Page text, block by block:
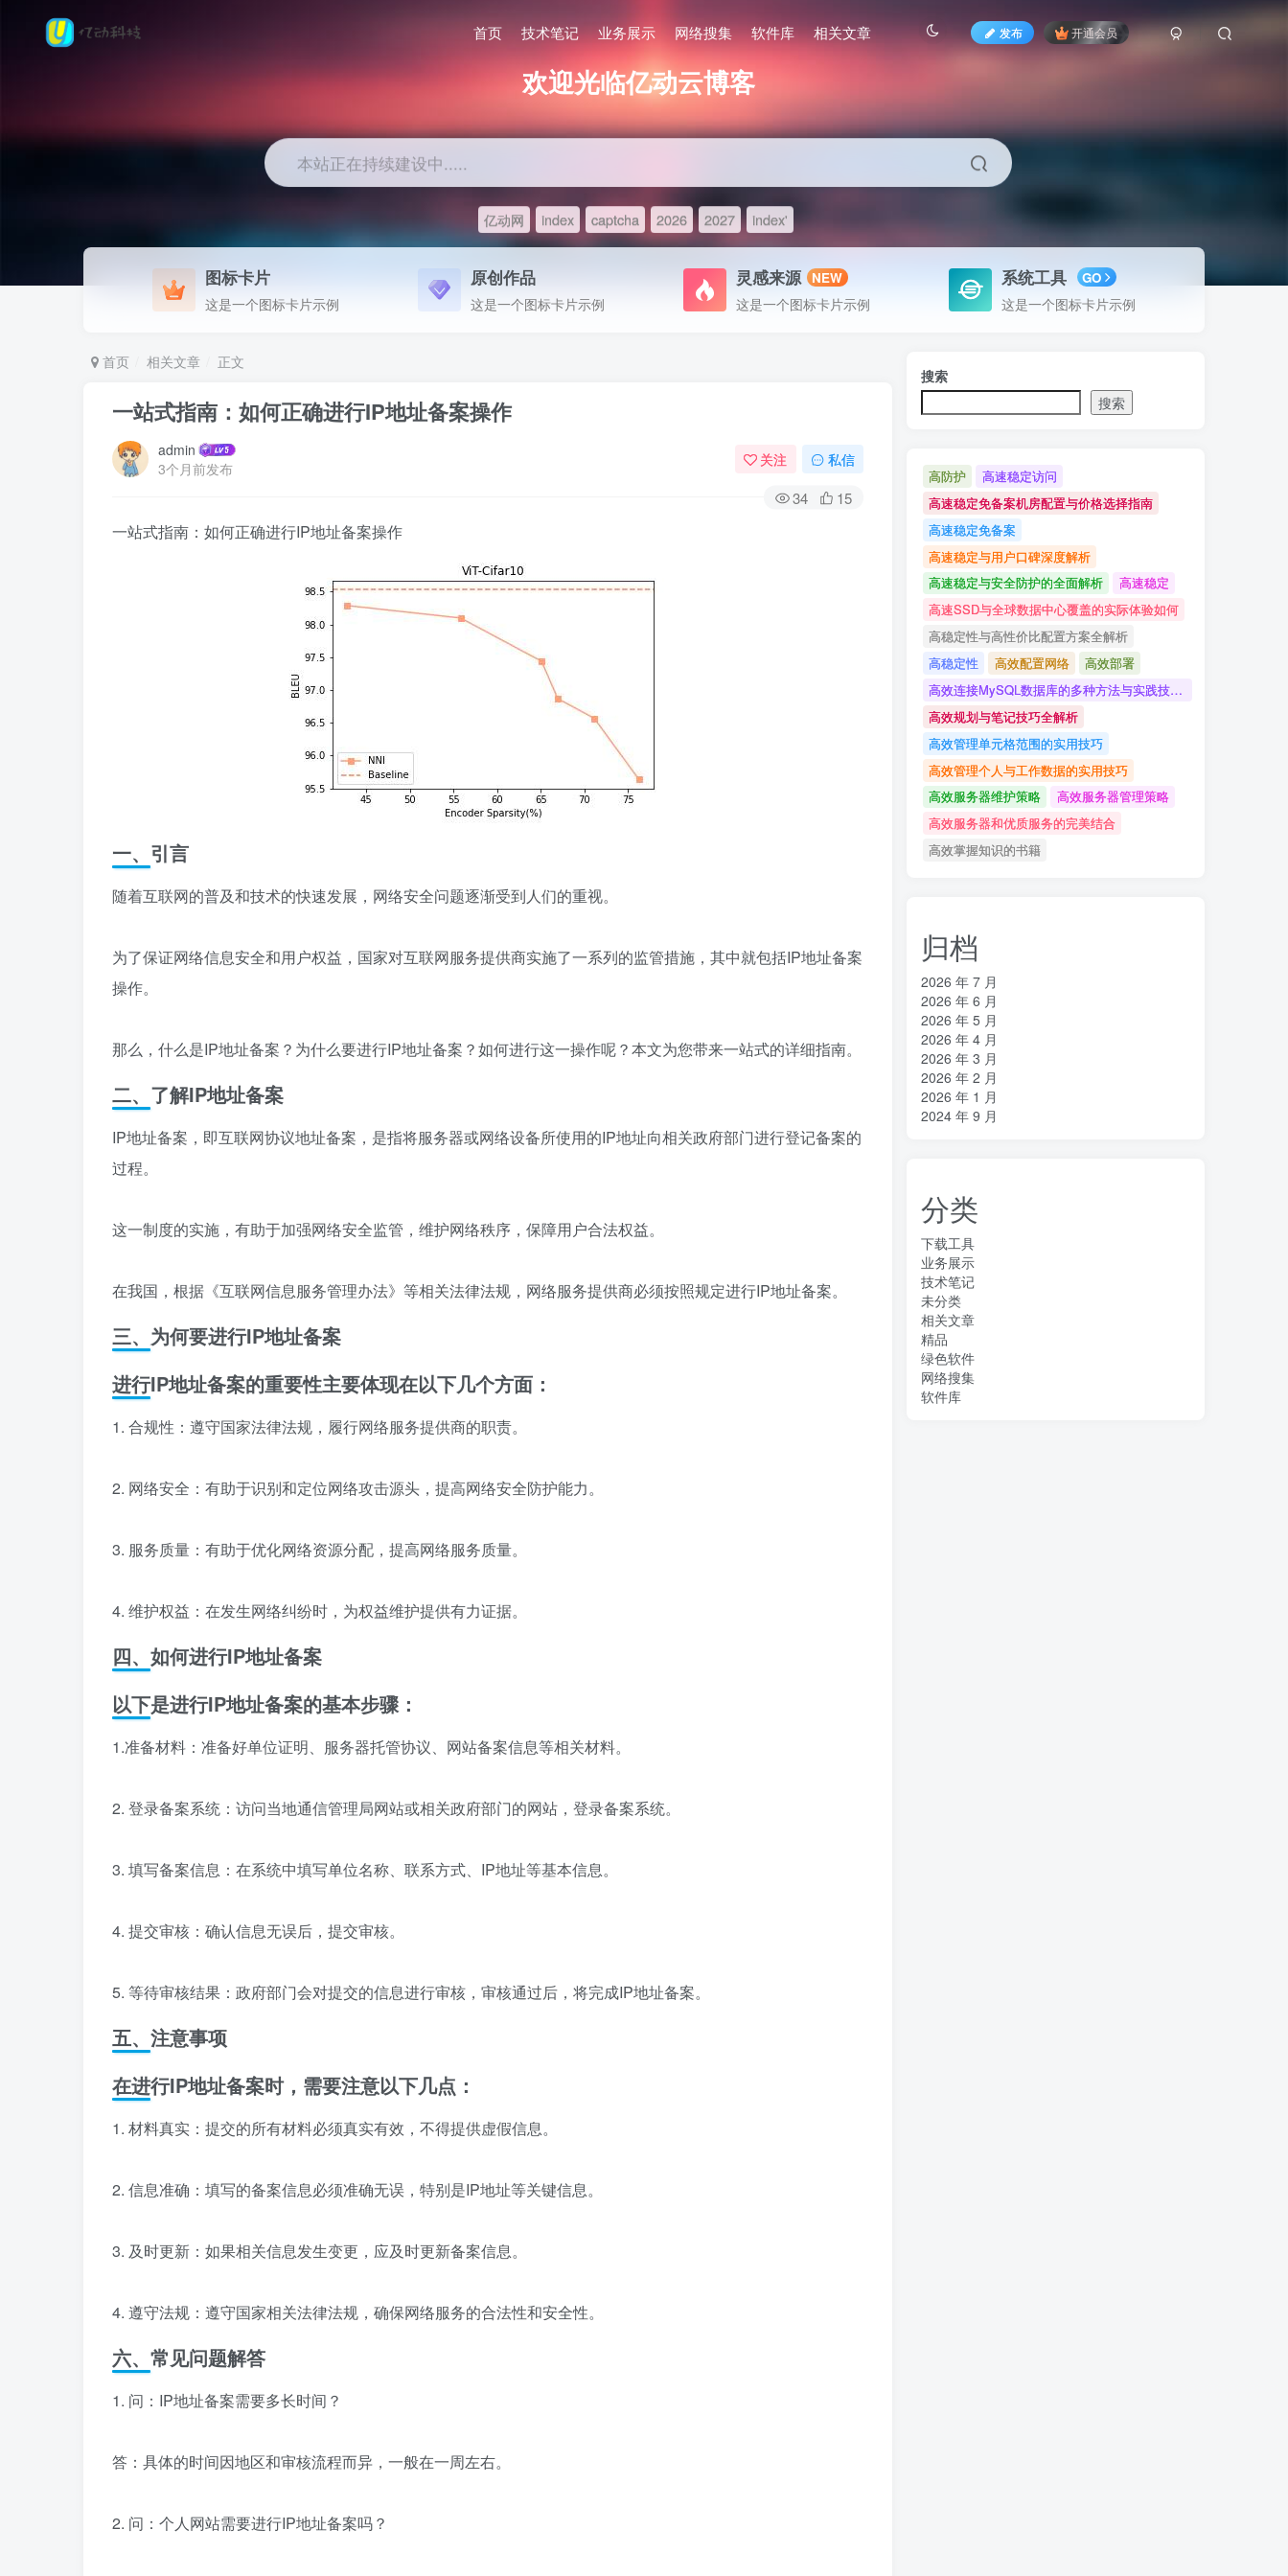
发布 开通会员
首页 技术笔记 业务展示 网络搜集 软件库 相关文章
欢迎光临亿动云博客
本站正在持续建设中.....
亿动网 index captcha 2026 2027 index'
图标卡片
这是一个图标卡片示例
原创作品
这是一个图标卡片示例
灵感来源 NEW
这是一个图标卡片示例
系统工具 GO
这是一个图标卡片示例
首页 相关文章 正文
一站式指南：如何正确进行IP地址备案操作
admin
3个月前发布
关注 私信
34 15
一站式指南：如何正确进行IP地址备案操作
一、引言
随着互联网的普及和技术的快速发展，网络安全问题逐渐受到人们的重视。
为了保证网络信息安全和用户权益，国家对互联网服务提供商实施了一系列的监管措施，其中就包括IP地址备案
操作。
那么，什么是IP地址备案？为什么要进行IP地址备案？如何进行这一操作呢？本文为您带来一站式的详细指南。
二、了解IP地址备案
IP地址备案，即互联网协议地址备案，是指将服务器或网络设备所使用的IP地址向相关政府部门进行登记备案的
过程。
这一制度的实施，有助于加强网络安全监管，维护网络秩序，保障用户合法权益。
在我国，根据《互联网信息服务管理办法》等相关法律法规，网络服务提供商必须按照规定进行IP地址备案。
三、为何要进行IP地址备案
进行IP地址备案的重要性主要体现在以下几个方面：
1. 合规性：遵守国家法律法规，履行网络服务提供商的职责。
2. 网络安全：有助于识别和定位网络攻击源头，提高网络安全防护能力。
3. 服务质量：有助于优化网络资源分配，提高网络服务质量。
4. 维护权益：在发生网络纠纷时，为权益维护提供有力证据。
四、如何进行IP地址备案
以下是进行IP地址备案的基本步骤：
1.准备材料：准备好单位证明、服务器托管协议、网站备案信息等相关材料。
2. 登录备案系统：访问当地通信管理局网站或相关政府部门的网站，登录备案系统。
3. 填写备案信息：在系统中填写单位名称、联系方式、IP地址等基本信息。
4. 提交审核：确认信息无误后，提交审核。
5. 等待审核结果：政府部门会对提交的信息进行审核，审核通过后，将完成IP地址备案。
五、注意事项
在进行IP地址备案时，需要注意以下几点：
1. 材料真实：提交的所有材料必须真实有效，不得提供虚假信息。
2. 信息准确：填写的备案信息必须准确无误，特别是IP地址等关键信息。
3. 及时更新：如果相关信息发生变更，应及时更新备案信息。
4. 遵守法规：遵守国家相关法律法规，确保网络服务的合法性和安全性。
六、常见问题解答
1. 问：IP地址备案需要多长时间？
答：具体的时间因地区和审核流程而异，一般在一周左右。
2. 问：个人网站需要进行IP地址备案吗？
搜索
搜索
高防护
高速稳定访问
高速稳定免备案机房配置与价格选择指南
高速稳定免备案
高速稳定与用户口碑深度解析
高速稳定与安全防护的全面解析
高速稳定
高速SSD与全球数据中心覆盖的实际体验如何
高稳定性与高性价比配置方案全解析
高稳定性
高效配置网络
高效部署
高效连接MySQL数据库的多种方法与实践技巧详解
高效规划与笔记技巧全解析
高效管理单元格范围的实用技巧
高效管理个人与工作数据的实用技巧
高效服务器维护策略
高效服务器管理策略
高效服务器和优质服务的完美结合
高效掌握知识的书籍
归档
2026 年 7 月
2026 年 6 月
2026 年 5 月
2026 年 4 月
2026 年 3 月
2026 年 2 月
2026 年 1 月
2024 年 9 月
分类
下载工具
业务展示
技术笔记
未分类
相关文章
精品
绿色软件
网络搜集
软件库